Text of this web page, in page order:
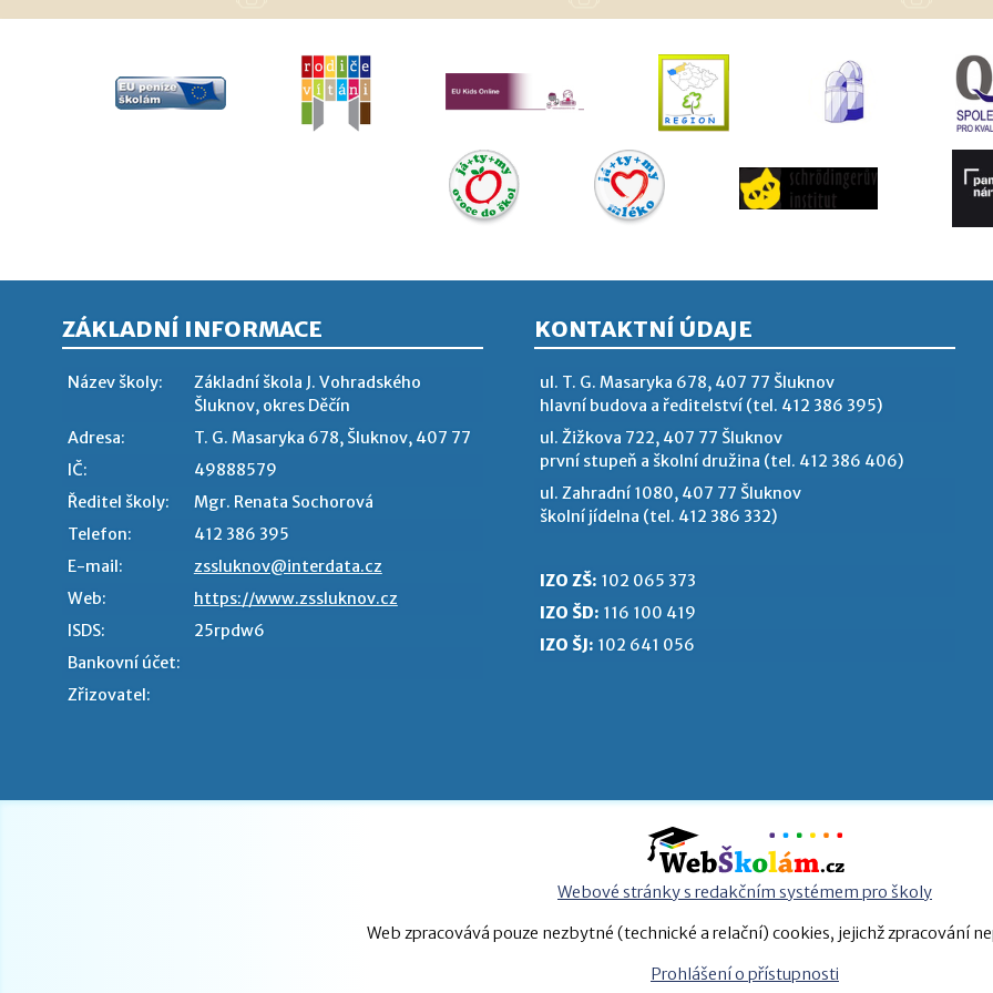
ZÁKLADNÍ INFORMACE
Název školy:
Základní škola J. Vohradského
Šluknov, okres Děčín
Adresa:
T. G. Masaryka 678, Šluknov, 407 77
IČ:
49888579
Ředitel školy:
Mgr. Renata Sochorová
Telefon:
412 386 395
E-mail:
zssluknov@interdata.cz
Web:
https://www.zssluknov.cz
ISDS:
25rpdw6
Bankovní účet:
Zřizovatel:
KONTAKTNÍ ÚDAJE
ul. T. G. Masaryka 678, 407 77 Šluknov
hlavní budova a ředitelství (tel. 412 386 395)
ul. Žižkova 722, 407 77 Šluknov
první stupeň a školní družina (tel. 412 386 406)
ul. Zahradní 1080, 407 77 Šluknov
školní jídelna (tel. 412 386 332)
IZO ZŠ: 102 065 373
IZO ŠD: 116 100 419
IZO ŠJ: 102 641 056
Webové stránky s redakčním systémem pro školy
Web zpracovává pouze nezbytné (technické a relační) cookies, jejichž zpracování
Prohlášení o přístupnosti